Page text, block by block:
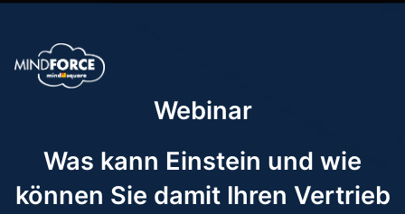
Webinar
Was kann Einstein und wie
können Sie damit Ihren Vertrieb